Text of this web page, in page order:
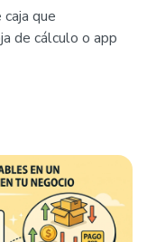
que
de cálculo o app